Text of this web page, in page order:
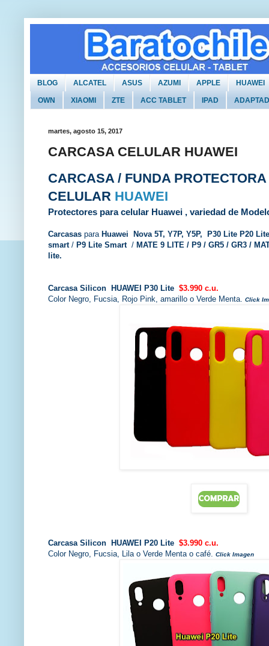
BLOG ALCATEL ASUS AZUMI APPLE HUAWEI
OWN XIAOMI ZTE ACC TABLET IPAD
martes, agosto 15, 2017
CARCASA CELULAR HUAWEI
CARCASA / FUNDA PROTECTORA
CELULAR HUAWEI
Protectores para celular Huawei , variedad de
Carcasas para Huawei Nova 5T, Y7P, Y5P, P30 Lite P20
smart / P9 Lite Smart/ MATE 9 LITE / P9 / GR5 / GR3 /
lite.
Carcasa Silicon HUAWEI P30 Lite $3.990 c.u.
Color Negro, Fucsia, Rojo Pink, amarillo o Verde Menta. Click
Carcasa Silicon HUAWEI P20 Lite $3.990 c.u.
Color Negro, Fucsia, Lila o Verde Menta o café. Click Imagen